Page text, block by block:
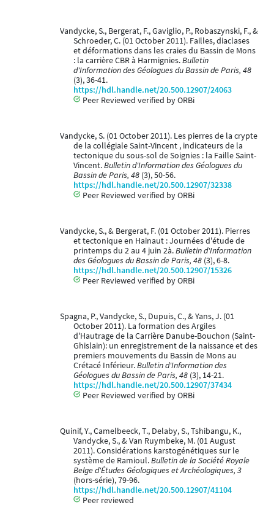
Vandycke, S., Bergerat, F., Gaviglio, P., Robaszynski, F., &
Schroeder, C. (01 October 2011). Failles, diaclases
et déformations dans les craies du Bassin de Mons
: la carrière CBR à Harmignies.Bulletin
d'Information des Géologues du Bassin de Paris, 48
(3), 36-41.
https://hdl.handle.net/20.500.12907/24063
Peer Reviewed verified by ORBi
Vandycke, S. (01 October 2011). Les pierres de la crypte
de la collégiale Saint-Vincent , indicateurs de la
tectonique du sous-sol de Soignies : la Faille Saint-
Vincent.Bulletin d'Information des Géologues du
Bassin de Paris, 48 (3), 50-56.
https://hdl.handle.net/20.500.12907/32338
Peer Reviewed verified by ORBi
Vandycke, S., & Bergerat, F. (01 October 2011). Pierres
et tectonique en Hainaut : Journées d'étude de
printemps du 2 au 4 juin 2à.Bulletin d'Information
des Géologues du Bassin de Paris, 48 (3), 6-8.
https://hdl.handle.net/20.500.12907/15326
Peer Reviewed verified by ORBi
Spagna, P., Vandycke, S., Dupuis, C., & Yans, J. (01
October 2011). La formation des Argiles
d'Hautrage de la Carrière Danube-Bouchon (Saint-
Ghislain): un enregistrement de la naissance et des
premiers mouvements du Bassin de Mons au
Crétacé Inférieur.Bulletin d'Information des
Géologues du Bassin de Paris, 48 (3), 14-21.
https://hdl.handle.net/20.500.12907/37434
Peer Reviewed verified by ORBi
Quinif, Y., Camelbeeck, T., Delaby, S., Tshibangu, K.,
Vandycke, S., & Van Ruymbeke, M. (01 August
2011). Considérations karstogénétiques sur le
système de Ramioul.Bulletin de la Société Royale
Belge d'Études Géologiques et Archéologiques, 3
(hors-série), 79-96.
https://hdl.handle.net/20.500.12907/41104
Peer reviewed